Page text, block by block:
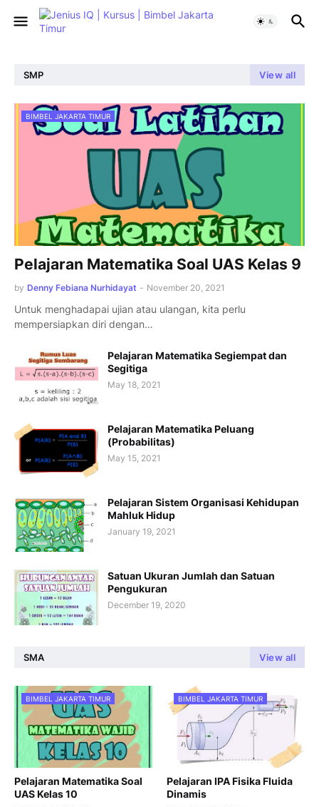
SMP View all
BIMBEL JAKARTA TIMUR
Pelajaran Matematika Soal UAS Kelas 9
by Denny Febiana Nurhidayat - November 20, 2021
Untuk menghadapai ujian atau ulangan, kita perlu
mempersiapkan diri dengan…
Pelajaran Matematika Segiempat dan
Segitiga
May 18, 2021
Pelajaran Matematika Peluang
(Probabilitas)
May 15, 2021
Pelajaran Sistem Organisasi Kehidupan
Mahluk Hidup
January 19, 2021
Satuan Ukuran Jumlah dan Satuan
Pengukuran
December 19, 2020
SMA View all
BIMBEL JAKARTA TIMUR
Pelajaran Matematika Soal
UAS Kelas 10
BIMBEL JAKARTA TIMUR
Pelajaran IPA Fisika Fluida
Dinamis